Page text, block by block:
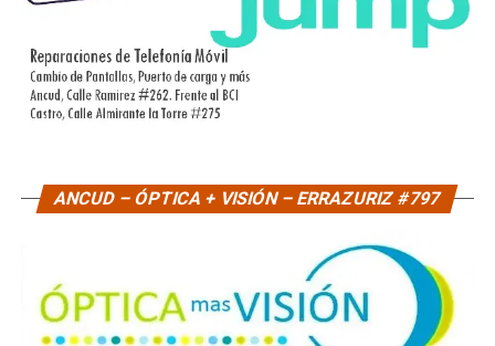
ANCUD – ÓPTICA + VISIÓN – ERRAZURIZ #797